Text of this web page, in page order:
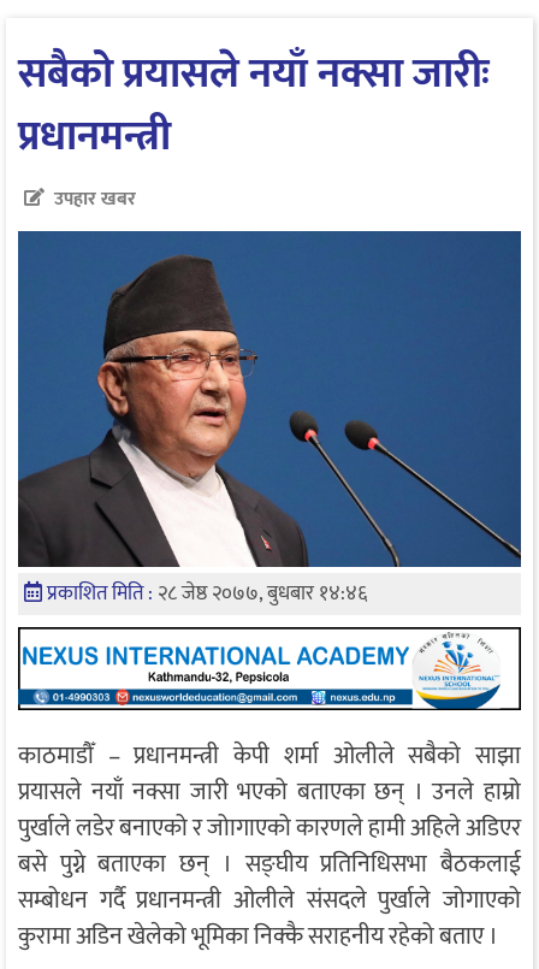
सबैको प्रयासले नयाँ नक्सा जारीः
प्रधानमन्त्री
उपहार खबर
प्रकाशित मिति : २८ जेष्ठ २०७७, बुधबार १४:४६
काठमाडौँ – प्रधानमन्त्री केपी शर्मा ओलीले सबैको साझा
प्रयासले नयाँ नक्सा जारी भएको बताएका छन् । उनले हाम्रो
पुर्खाले लडेर बनाएको र जोागाएको कारणले हामी अहिले अडिएर
बसे पुग्ने बताएका छन् । सङ्घीय प्रतिनिधिसभा बैठकलाई
सम्बोधन गर्दै प्रधानमन्त्री ओलीले संसदले पुर्खाले जोगाएको
कुरामा अडिन खेलेको भूमिका निक्कै सराहनीय रहेको बताए ।